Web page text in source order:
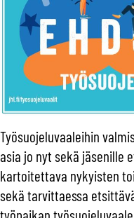
Työsuojeluvaaleihin
asia jo nyt sekä jäsenille
kartoitettava nykyisten
sekä tarvittaessa